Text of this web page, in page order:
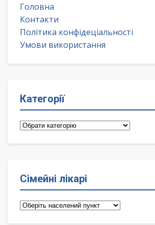
Головна
Контакти
Політика конфідеціальності
Умови використання
Категорії
Категорії
Сімейні лікарі
Сімейні